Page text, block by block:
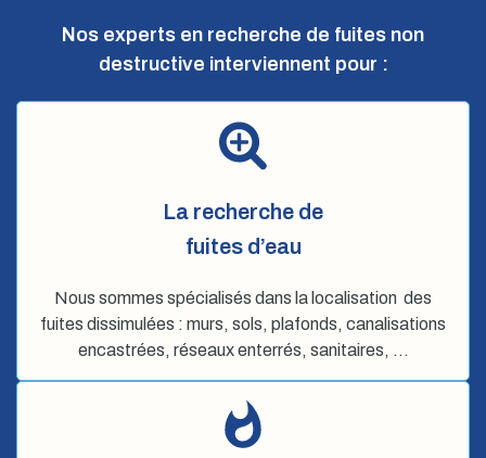
Nos experts en recherche de fuites non
destructive interviennent pour :
La recherche de
fuites d’eau
Nous sommes spécialisés dans la localisation des
fuites dissimulées : murs, sols, plafonds, canalisations
encastrées, réseaux enterrés, sanitaires, …